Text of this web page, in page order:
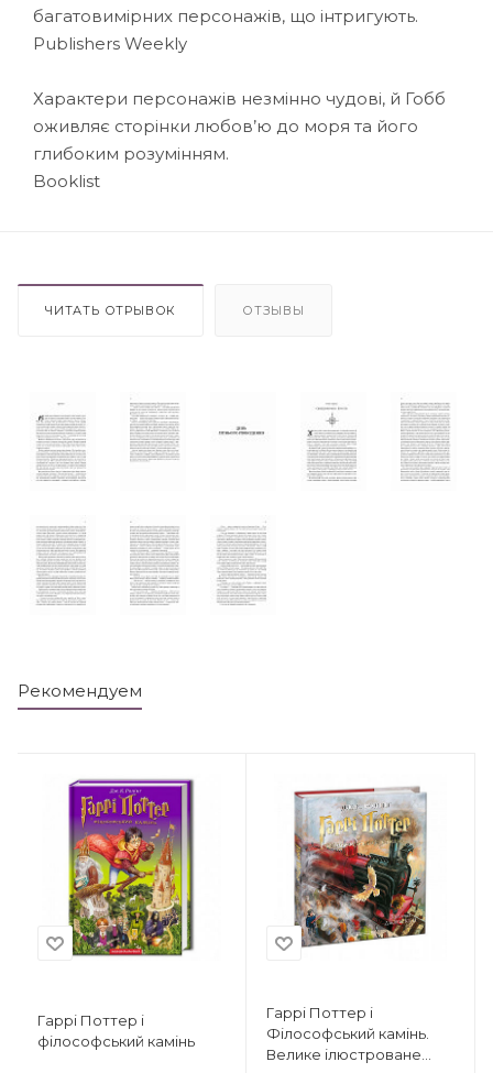
багатовимірних персонажів, що інтригують.
Publishers Weekly
Характери персонажів незмінно чудові, й Гобб
оживляє сторінки любов’ю до моря та його
глибоким розумінням.
Booklist
ЧИТАТЬ ОТРЫВОК ОТЗЫВЫ
Рекомендуем
Гаррі Поттер і
філософський камінь
Гаррі Поттер і
Філософський камінь.
Велике ілюстроване